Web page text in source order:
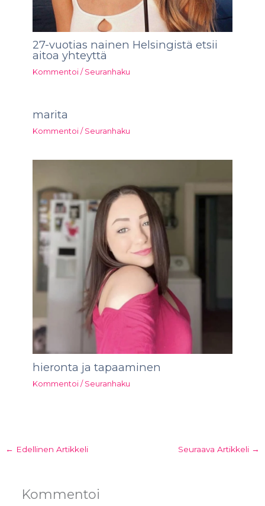
27-vuotias nainen Helsingistä etsii
aitoa yhteyttä
Kommentoi / Seuranhaku
marita
Kommentoi / Seuranhaku
hieronta ja tapaaminen
Kommentoi / Seuranhaku
← Edellinen Artikkeli Seuraava Artikkeli →
Kommentoi